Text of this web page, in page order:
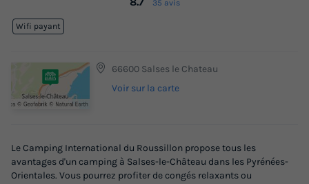
35 avis
Wifi payant
66600 Salses le Chateau
Voir sur la carte
Le Camping International du Roussillon propose tous les
avantages d'un camping à Salses-le-Château dans les Pyrénées-
Orientales. Vous pourrez profiter de congés relaxants ou